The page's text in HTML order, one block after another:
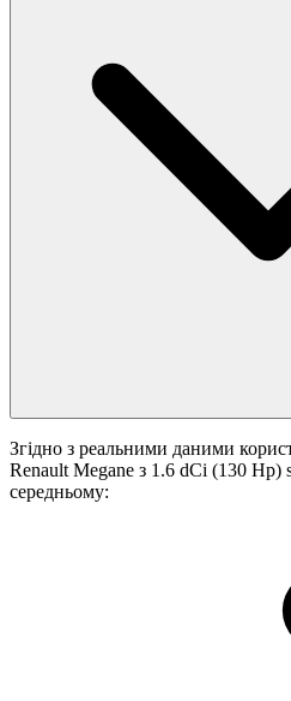
Згідно з реальними даними
Renault Megane з 1.6 dCi (130 Hp)
середньому: